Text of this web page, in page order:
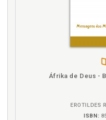
Religião. Protagonismo
Sigla. Lista deÁfrika de Deus -
EROTILDES
ISBN: